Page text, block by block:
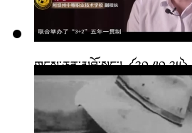
གངས་ཅན་མཐོ་སྒང་། ༼༢༠.༡༠.༢༥༽